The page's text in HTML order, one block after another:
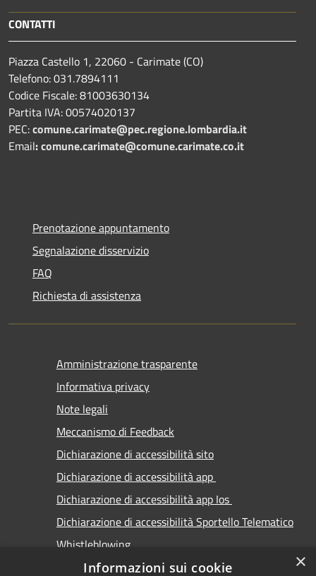
CONTATTI
Piazza Castello 1, 22060 - Carimate (CO)
Telefono: 031.7894111
Codice Fiscale: 81003630134
Partita IVA: 00574020137
PEC:comune.carimate@pec.regione.lombardia.it
Email:comune.carimate@comune.carimate.co.it
Prenotazione appuntamento
Segnalazione disservizio
FAQ
Richiesta di assistenza
Amministrazione trasparente
Informativa privacy
Note legali
Meccanismo di Feedback
Dichiarazione di accessibilità sito
Dichiarazione di accessibilità app
Dichiarazione di accessibilità app Ios
Dichiarazione di accessibilità Sportello Telematico
Whistleblowing
×
Informazioni sui cookie